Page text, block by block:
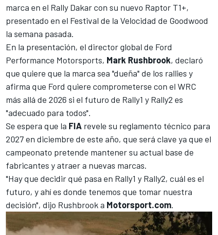
marca en el Rally Dakar con su nuevo Raptor T1+,
presentado en el Festival de la Velocidad de Goodwood
la semana pasada.
En la presentación, el director global de Ford
Performance Motorsports, Mark Rushbrook, declaró
que quiere que la marca sea "dueña" de los rallies y
afirma que Ford quiere comprometerse con el WRC
más allá de 2026 si el futuro de Rally1 y Rally2 es
"adecuado para todos".
Se espera que la FIA revele su reglamento técnico para
2027 en diciembre de este año, que será clave ya que el
campeonato pretende mantener su actual base de
fabricantes y atraer a nuevas marcas.
"Hay que decidir qué pasa en Rally1 y Rally2, cuál es el
futuro, y ahí es donde tenemos que tomar nuestra
decisión", dijo Rushbrook a Motorsport.com.